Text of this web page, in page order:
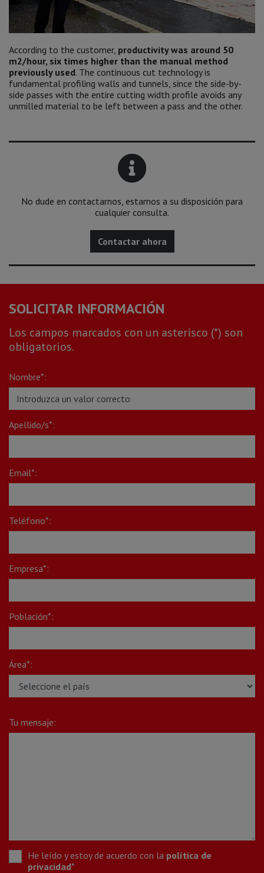
According to the customer, productivity was around 50
m2/hour, six times higher than the manual method
previously used. The continuous cut technology is
fundamental profiling walls and tunnels, since the side-by-
side passes with the entire cutting width profile avoids any
unmilled material to be left between a pass and the other.
No dude en contactarnos, estamos a su disposición para
cualquier consulta.
Contactar ahora
SOLICITAR INFORMACIÓN
Los campos marcados con un asterisco (*) son
obligatorios.
Nombre*:
Apellido/s*:
Email*:
Teléfono*:
Empresa*:
Población*:
Área*:
Tu mensaje:
He leído y estoy de acuerdo con la política de
privacidad*